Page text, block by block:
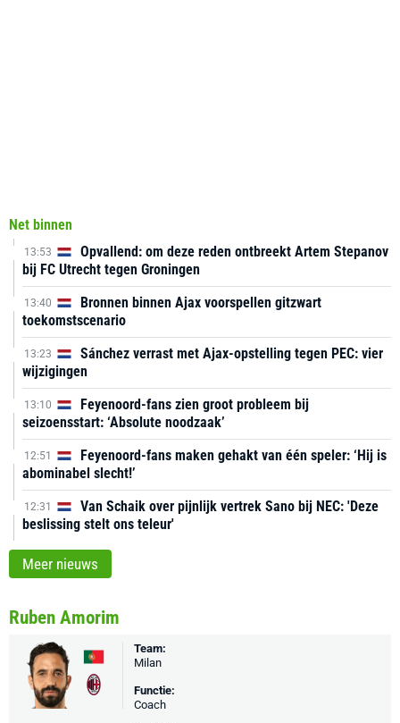
Net binnen
13:53
Opvallend: om deze reden ontbreekt Artem Stepanov
bij FC Utrecht tegen Groningen
13:40
Bronnen binnen Ajax voorspellen gitzwart
toekomstscenario
13:23
Sánchez verrast met Ajax-opstelling tegen PEC: vier
wijzigingen
13:10
Feyenoord-fans zien groot probleem bij
seizoensstart: ‘Absolute noodzaak’
12:51
Feyenoord-fans maken gehakt van één speler: ‘Hij is
abominabel slecht!’
12:31
Van Schaik over pijnlijk vertrek Sano bij NEC: 'Deze
beslissing stelt ons teleur'
Meer nieuws
Ruben Amorim
Team:
Milan
Functie:
Coach